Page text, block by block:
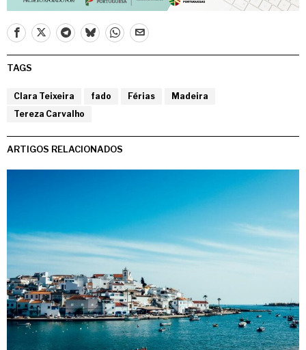
TAGS
Clara Teixeira fado Férias
Madeira
Tereza Carvalho
ARTIGOS RELACIONADOS